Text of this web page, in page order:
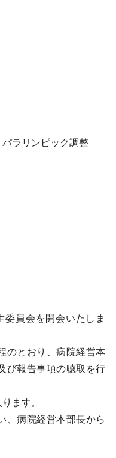
ラリンピック調整
員会を開会いたしま
のとおり、病院経営本
び報告事項の聴取を行
ます。
、病院経営本部長から